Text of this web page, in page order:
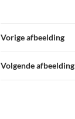
Vorige afbeelding
Volgende afbeelding